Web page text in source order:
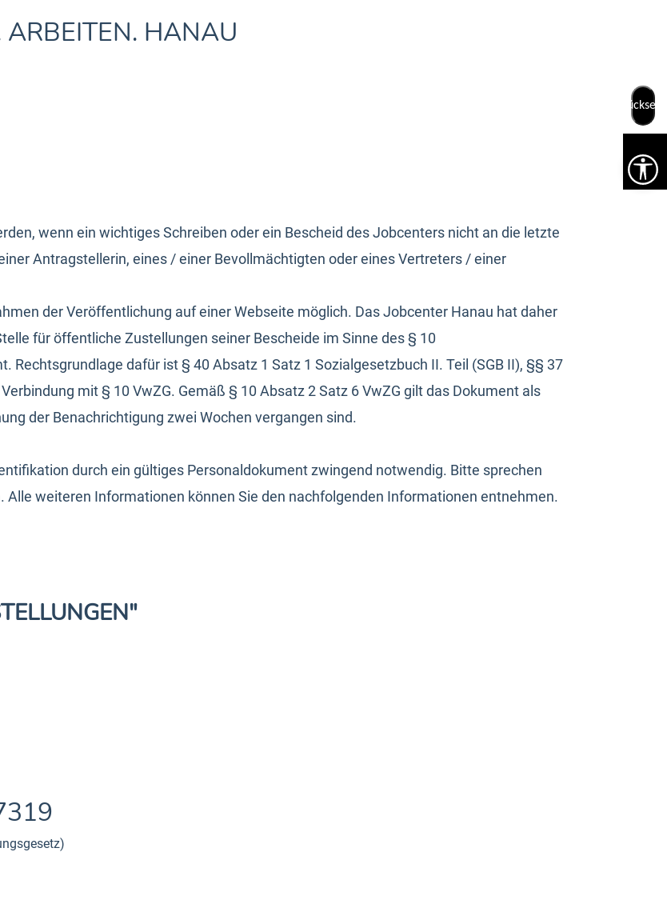
HANAU
wenn ein wichtiges Schreiben oder ein Bescheid des Jobcenters nicht an die letzte
Antragstellerin, eines / einer Bevollmächtigten oder eines Vertreters / einer
der Veröffentlichung auf einer Webseite möglich. Das Jobcenter Hanau hat daher
für öffentliche Zustellungen seiner Bescheide im Sinne des § 10
dafür ist § 40 Absatz 1 Satz 1 Sozialgesetzbuch II. Teil (SGB II), §§ 37
mit § 10 VwZG. Gemäß § 10 Absatz 2 Satz 6 VwZG gilt das Dokument als
der Benachrichtigung zwei Wochen vergangen sind.
durch ein gültiges Personaldokument zwingend notwendig. Bitte sprechen
Alle weiteren Informationen können Sie den nachfolgenden Informationen entnehmen.